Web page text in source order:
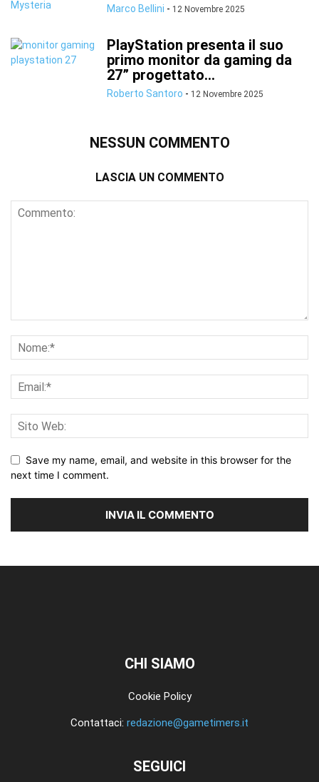
Marco Bellini - 12 Novembre 2025
PlayStation presenta il suo
primo monitor da gaming da
27” progettato...
Roberto Santoro - 12 Novembre 2025
NESSUN COMMENTO
LASCIA UN COMMENTO
Save my name, email, and website in this browser for the
next time I comment.
CHI SIAMO
Cookie Policy
Contattaci: redazione@gametimers.it
SEGUICI